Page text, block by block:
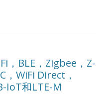
，BLE，Zigbee，Z-
，WiFi Direct，
IoT和LTE-M